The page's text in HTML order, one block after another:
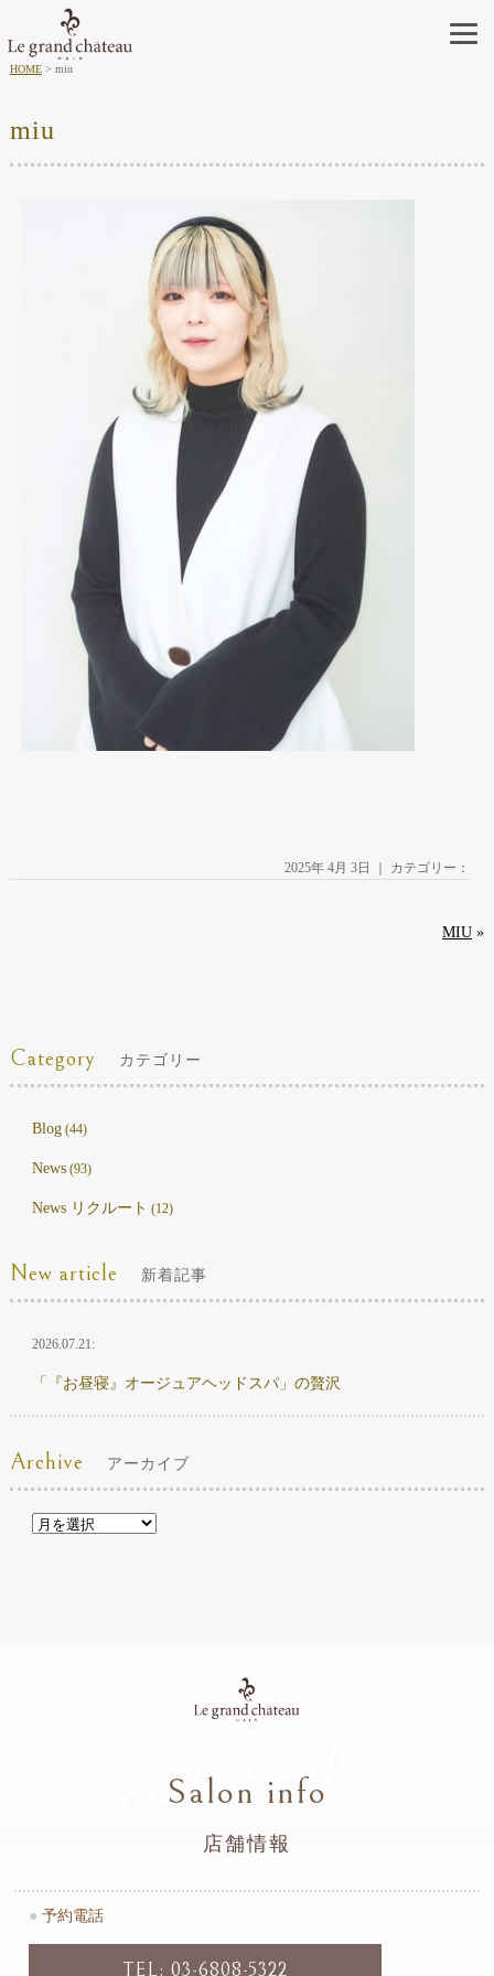
HOME miu
miu
2025年 4月 3日 ｜ カテゴリー：
MIU »
Category カテゴリー
Blog(44)
News(93)
News リクルート (12)
New article 新着記事
2026.07.21:
「『お昼寝』オージュアヘッドスパ」の贅沢
Archive アーカイブ
Salon info
Salon info
店舗情報
● 予約電話
TEL: 03-6808-5322